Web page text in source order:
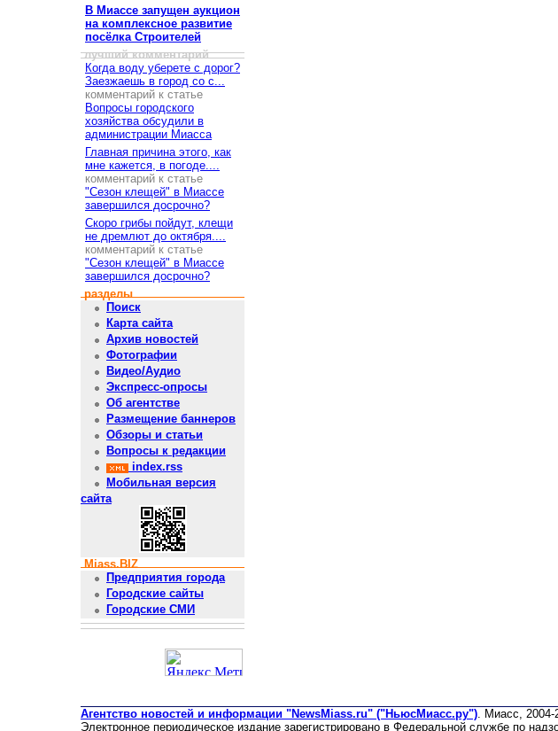
В Миассе запущен аукцион
на комплексное развитие
посёлка Строителей
лучший комментарий
Когда воду уберете с дорог?
Заезжаешь в город со с...
комментарий к статье
Вопросы городского
хозяйства обсудили в
администрации Миасса
Главная причина этого, как
мне кажется, в погоде....
комментарий к статье
"Сезон клещей" в Миассе
завершился досрочно?
Скоро грибы пойдут, клещи
не дремлют до октября....
комментарий к статье
"Сезон клещей" в Миассе
завершился досрочно?
разделы
Поиск
Карта сайта
Архив новостей
Фотографии
Видео/Аудио
Экспресс-опросы
Об агентстве
Размещение баннеров
Обзоры и статьи
Вопросы к редакции
index.rss
Мобильная версия
сайта
Miass.BIZ
Предприятия города
Городские сайты
Городские СМИ
Агентство новостей и информации "NewsMiass.ru" ("НьюсМиасс.ру"). Миасс, 2004-
Электронное периодическое издание зарегистрировано в Федеральной службе по